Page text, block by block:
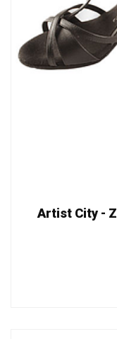
Artist City -